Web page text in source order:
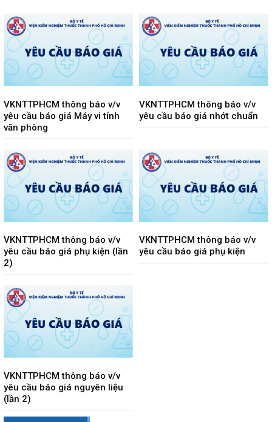
VKNTTPHCM thông báo v/v
yêu cầu báo giá Máy vi tính
văn phòng
VKNTTPHCM thông báo v/v
yêu cầu báo giá nhớt chuẩn
VKNTTPHCM thông báo v/v
yêu cầu báo giá phụ kiện (lần
2)
VKNTTPHCM thông báo v/v
yêu cầu báo giá phụ kiện
VKNTTPHCM thông báo v/v
yêu cầu báo giá nguyên liệu
(lần 2)